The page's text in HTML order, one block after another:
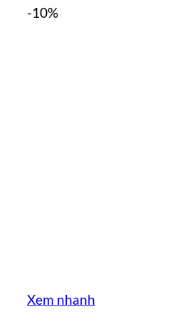
-10%
Xem nhanh